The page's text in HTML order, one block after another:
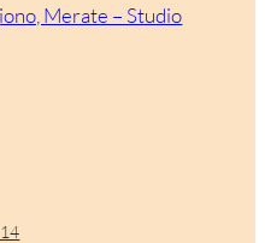
Merate – Studio